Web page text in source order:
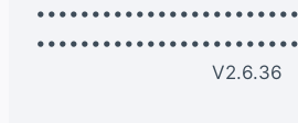
••••••••••••••••••••••••
V2.6.36